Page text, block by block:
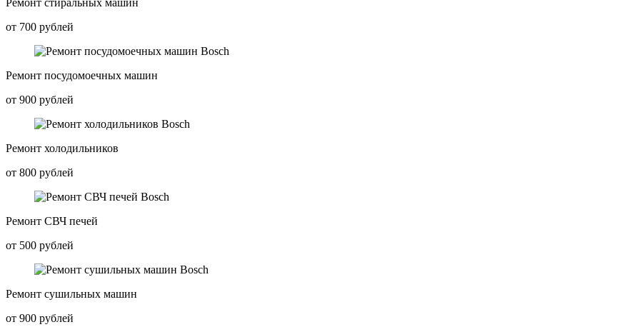
от 700 рублей
Ремонт посудомоечных машин
от 900 рублей
Ремонт холодильников
от 800 рублей
Ремонт СВЧ печей
от 500 рублей
Ремонт сушильных машин
от 900 рублей